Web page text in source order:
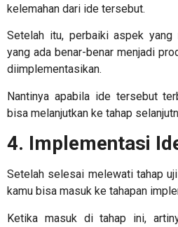
kelemahan dari ide tersebut.
Setelah itu, perbaiki aspek
yang ada benar-benar menjadi
diimplementasikan.
Nantinya apabila ide tersebut
bisa melanjutkan ke tahap
4. Implementasi
Setelah selesai melewati tahap
kamu bisa masuk ke tahapan
Ketika masuk di tahap ini,